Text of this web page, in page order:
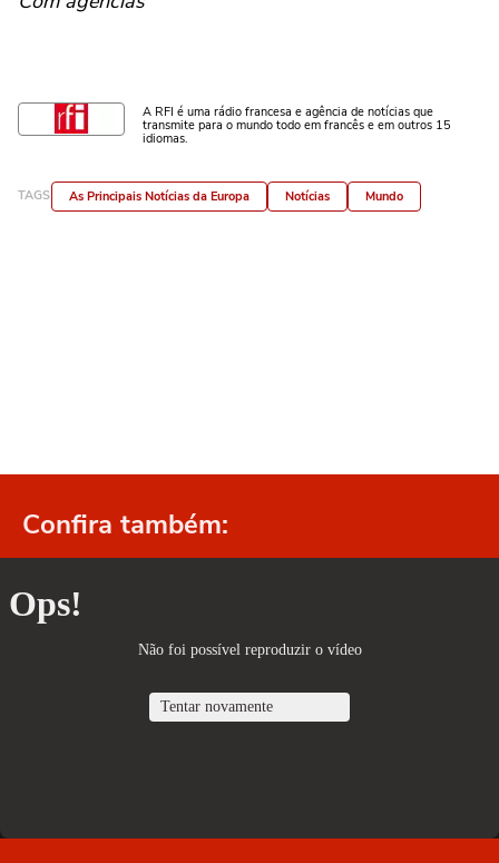
A RFI é uma rádio francesa e agência de notícias que
transmite para o mundo todo em francês e em outros 15
idiomas.
TAGS As Principais Notícias da Europa Notícias Mundo
Confira também: